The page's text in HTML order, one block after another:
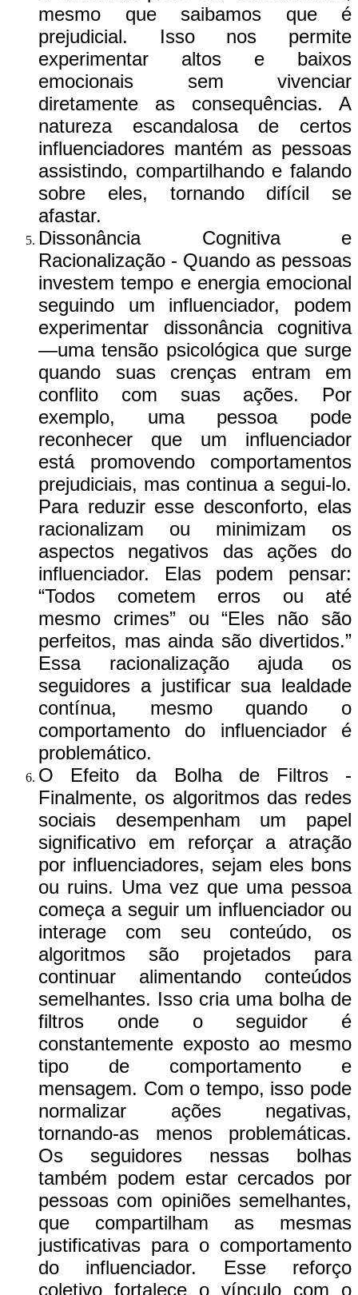
mesmo que saibamos que é
prejudicial. Isso nos permite
experimentar altos e baixos
emocionais sem vivenciar
diretamente as consequências. A
natureza escandalosa de certos
influenciadores mantém as pessoas
assistindo, compartilhando e falando
sobre eles, tornando difícil se
afastar.
Dissonância Cognitiva e
Racionalização - Quando as pessoas
investem tempo e energia emocional
seguindo um influenciador, podem
experimentar dissonância cognitiva
—uma tensão psicológica que surge
quando suas crenças entram em
conflito com suas ações. Por
exemplo, uma pessoa pode
reconhecer que um influenciador
está promovendo comportamentos
prejudiciais, mas continua a segui-lo.
Para reduzir esse desconforto, elas
racionalizam ou minimizam os
aspectos negativos das ações do
influenciador. Elas podem pensar:
“Todos cometem erros ou até
mesmo crimes” ou “Eles não são
perfeitos, mas ainda são divertidos.”
Essa racionalização ajuda os
seguidores a justificar sua lealdade
contínua, mesmo quando o
comportamento do influenciador é
problemático.
O Efeito da Bolha de Filtros -
Finalmente, os algoritmos das redes
sociais desempenham um papel
significativo em reforçar a atração
por influenciadores, sejam eles bons
ou ruins. Uma vez que uma pessoa
começa a seguir um influenciador ou
interage com seu conteúdo, os
algoritmos são projetados para
continuar alimentando conteúdos
semelhantes. Isso cria uma bolha de
filtros onde o seguidor é
constantemente exposto ao mesmo
tipo de comportamento e
mensagem. Com o tempo, isso pode
normalizar ações negativas,
tornando-as menos problemáticas.
Os seguidores nessas bolhas
também podem estar cercados por
pessoas com opiniões semelhantes,
que compartilham as mesmas
justificativas para o comportamento
do influenciador. Esse reforço
coletivo fortalece o vínculo com o